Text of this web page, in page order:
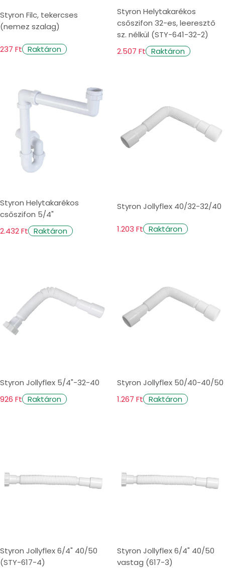
Styron Filc, tekercses
(nemez szalag)
237 Ft Raktáron
Styron Helytakarékos
csőszifon 32-es, leeresztő
sz. nélkül (STY-641-32-2)
2.507 Ft Raktáron
Styron Helytakarékos
csőszifon 5/4"
2.432 Ft Raktáron
Styron Jollyflex 40/32-32/40
1.203 Ft Raktáron
Styron Jollyflex 5/4"-32-40
926 Ft Raktáron
Styron Jollyflex 50/40-40/50
1.267 Ft Raktáron
Styron Jollyflex 6/4" 40/50
(STY-617-4)
Styron Jollyflex 6/4" 40/50
vastag (617-3)